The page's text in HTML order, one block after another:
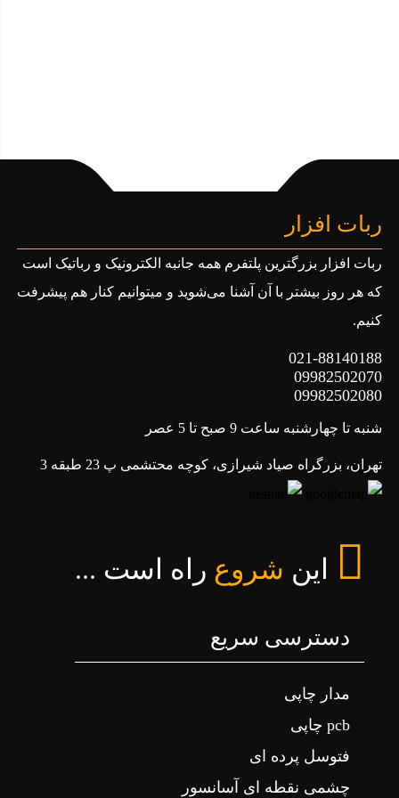
ربات افزار
ربات افزار بزرگترین پلتفرم همه جانبه الکترونیک و رباتیک است
که هر روز بیشتر با آن آشنا می‌شوید و میتوانیم کنار هم پیشرفت
کنیم.
021-88140188
09982502070
09982502080
شنبه تا چهارشنبه ساعت 9 صبح تا 5 عصر
تهران، بزرگراه صیاد شیرازی، کوچه محتشمی پ 23 طبقه 3
این شروع راه است ...
دسترسی سریع
مدار چاپی
pcb چاپی
فتوسل پرده ای
چشمی نقطه ای آسانسور